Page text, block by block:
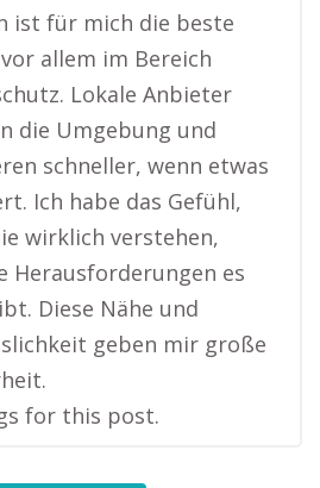
ist für mich die beste
allem im Bereich
Lokale Anbieter
die Umgebung und
schneller, wenn etwas
Ich habe das Gefühl,
wirklich verstehen,
Herausforderungen es
Diese Nähe und
geben mir große
for this post.